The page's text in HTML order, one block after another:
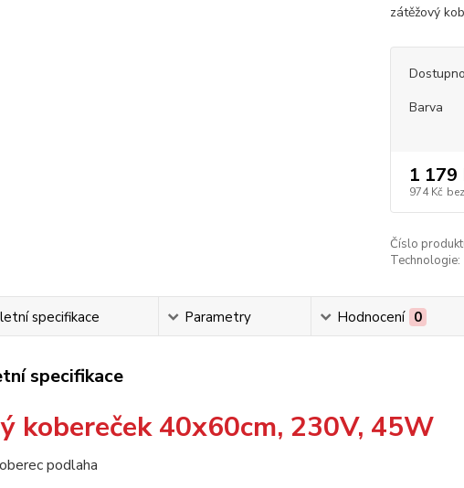
zátěžový
Barva
1 179
974 Kč
Číslo
Technologie:
specifikace Parametry Hodnocení 0
specifikace
kobereček 40x60cm, 230V, 45W